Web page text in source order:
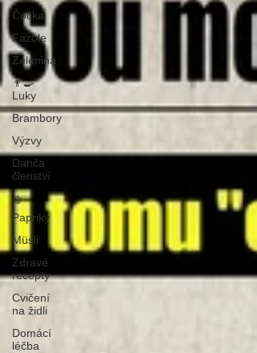
Čočka
Fazole
Zelenina
👨‍🍳
Luky
Brambory
Výzvy
Danča
členství
🫑
Papriky
Müsli
Zdravé
recepty
Cvičení
na židli
Domácí
léčba